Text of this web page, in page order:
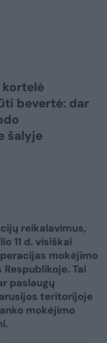
bevertė: dar
šalyje
reikalavimus,
11 d. visiškai
mokėjimo
Tai
paslaugų
teritorijoje
mokėjimo